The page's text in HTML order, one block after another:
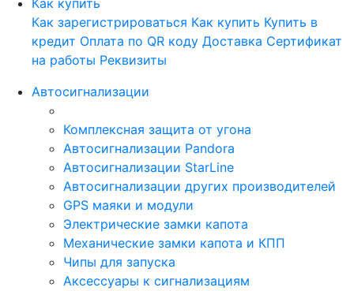
Как купить
Как зарегистрироваться Как купить Купить в
кредит Оплата по QR коду Доставка Сертификат
на работы Реквизиты
Автосигнализации
Комплексная защита от угона
Автосигнализации Pandora
Автосигнализации StarLine
Автосигнализации других производителей
GPS маяки и модули
Электрические замки капота
Механические замки капота и КПП
Чипы для запуска
Аксессуары к сигнализациям